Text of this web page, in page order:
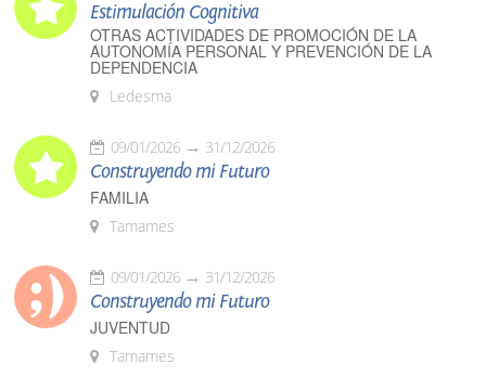
Estimulación Cognitiva
OTRAS ACTIVIDADES DE PROMOCIÓN DE LA
AUTONOMÍA PERSONAL Y PREVENCIÓN DE LA
DEPENDENCIA
Ledesma
09/01/2026 31/12/2026
Construyendo mi Futuro
FAMILIA
Tamames
09/01/2026 31/12/2026
Construyendo mi Futuro
JUVENTUD
Tamames